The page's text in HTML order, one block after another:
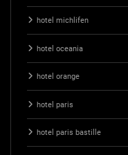
hotel michlifen
hotel oceania
hotel orange
hotel paris
hotel paris bastille